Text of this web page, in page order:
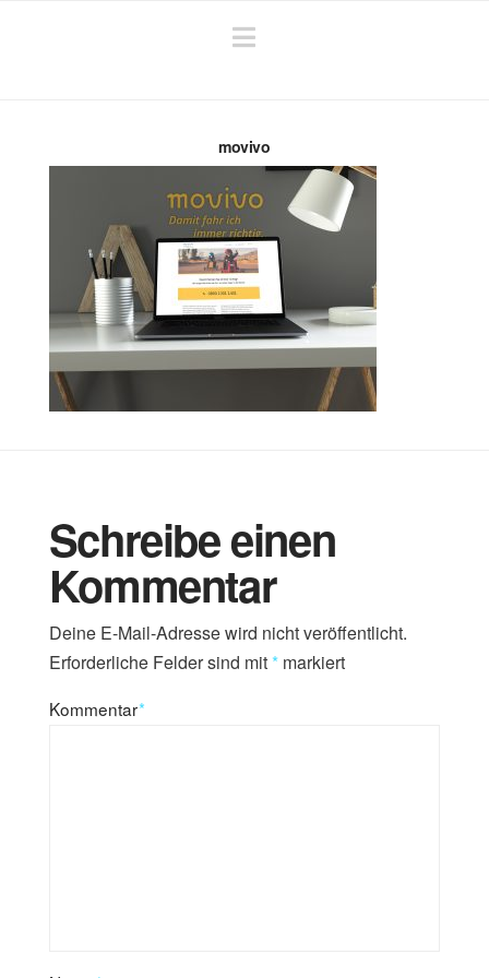
Navigation
movivo
Schreibe einen
Kommentar
Deine E-Mail-Adresse wird nicht veröffentlicht.
Erforderliche Felder sind mit *markiert
Kommentar*